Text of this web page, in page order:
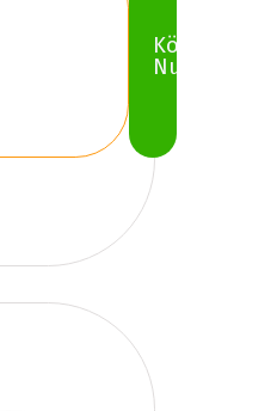
Köp
Nu